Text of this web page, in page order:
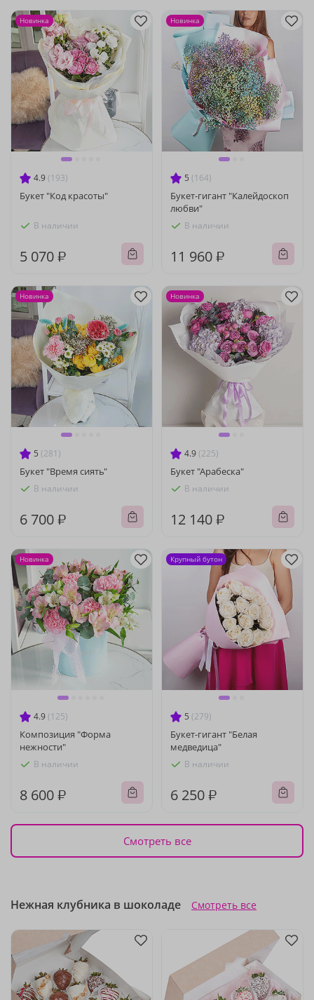
4.9 (193)
Букет "Код красоты"
В наличии
5 070 ₽
Новинка
5 (164)
Букет-гигант "Калейдоскоп
любви"
В наличии
11 960 ₽
Новинка
5 (281)
Букет "Время сиять"
В наличии
6 700 ₽
Новинка
4.9 (225)
Букет "Арабеска"
В наличии
12 140 ₽
Новинка
4.9 (125)
Композиция "Форма
нежности"
В наличии
8 600 ₽
Новинка
5 (279)
Букет-гигант "Белая
медведица"
В наличии
6 250 ₽
Крупный бутон
Смотреть все
Нежная клубника в шоколаде Смотреть все